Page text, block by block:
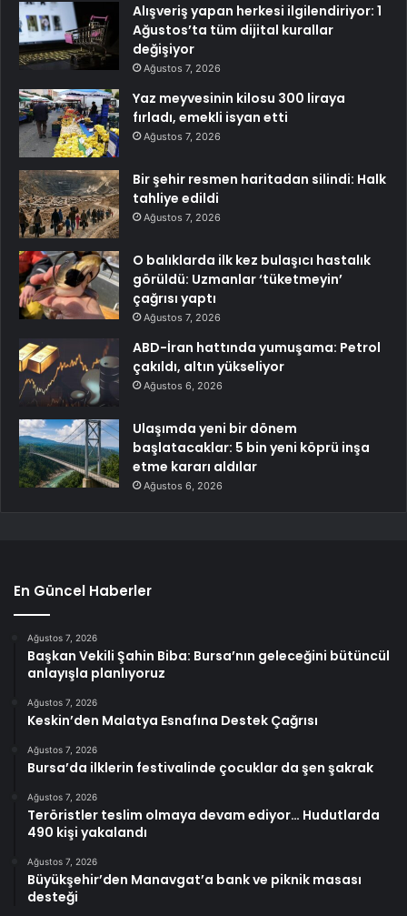
Alışveriş yapan herkesi ilgilendiriyor: 1
Ağustos’ta tüm dijital kurallar
değişiyor
Ağustos 7, 2026
Yaz meyvesinin kilosu 300 liraya
fırladı, emekli isyan etti
Ağustos 7, 2026
Bir şehir resmen haritadan silindi: Halk
tahliye edildi
Ağustos 7, 2026
O balıklarda ilk kez bulaşıcı hastalık
görüldü: Uzmanlar ‘tüketmeyin’
çağrısı yaptı
Ağustos 7, 2026
ABD-İran hattında yumuşama: Petrol
çakıldı, altın yükseliyor
Ağustos 6, 2026
Ulaşımda yeni bir dönem
başlatacaklar: 5 bin yeni köprü inşa
etme kararı aldılar
Ağustos 6, 2026
En Güncel Haberler
Ağustos 7, 2026
Başkan Vekili Şahin Biba: Bursa’nın geleceğini bütüncül
anlayışla planlıyoruz
Ağustos 7, 2026
Keskin’den Malatya Esnafına Destek Çağrısı
Ağustos 7, 2026
Bursa’da ilklerin festivalinde çocuklar da şen şakrak
Ağustos 7, 2026
Teröristler teslim olmaya devam ediyor… Hudutlarda
490 kişi yakalandı
Ağustos 7, 2026
Büyükşehir’den Manavgat’a bank ve piknik masası
desteği